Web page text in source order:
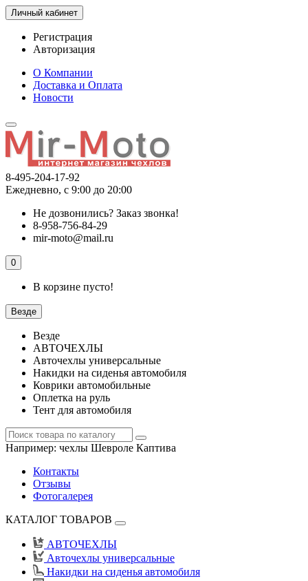
Личный кабинет
Регистрация
Авторизация
О Компании
Доставка и Оплата
Новости
8-495-204-17-92
Ежедневно, с 9:00 до 20:00
Не дозвонились? Заказ звонка!
8-958-756-84-29
mir-moto@mail.ru
0
В корзине пусто!
Везде
Везде
АВТОЧЕХЛЫ
Авточехлы универсальные
Накидки на сиденья автомобиля
Коврики автомобильные
Оплетка на руль
Тент для автомобиля
Например: чехлы Шевроле Каптива
Контакты
Отзывы
Фотогалерея
КАТАЛОГ ТОВАРОВ
АВТОЧЕХЛЫ
Авточехлы универсальные
Накидки на сиденья автомобиля